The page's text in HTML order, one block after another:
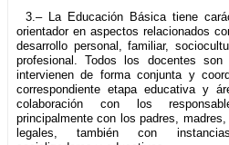
3.– La Educación Básica tiene
orientador en aspectos relacionados
desarrollo personal, familiar,
profesional. Todos los docentes son
intervienen de forma conjunta y
correspondiente etapa educativa y
colaboración con los
principalmente con los padres,
legales, también con